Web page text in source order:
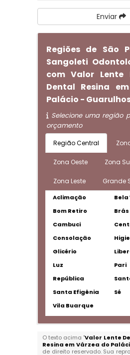
Enviar
Regiões de São
Sangoleti
com Valor Lente
Dental Resina
Palácio -
Selecione uma região
orçamento
Região Central
Zona Oeste Zona
Zona Leste Grande
Aclimação
Bela
Bom Retiro
Brás
Cambuci
Consolação
Glicério
Luz
Pari
República
Santa Efigênia
Sé
Vila Buarque
O texto acima "Valor Lente
Resina em Várzea do
de direito reservado. Sua